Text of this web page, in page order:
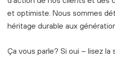
et optimiste. Nous sommes
héritage durable aux
Ça vous parle? Si oui – lisez la